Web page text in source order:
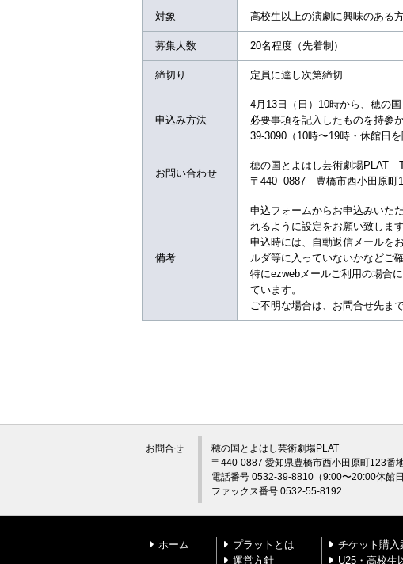
対象 高校生以上の演劇に興味のある
募集人数 20名程度（先着制）
締切り 定員に達し次第締切
申込み方法
4月13日（日）10時から、穂の
必要事項を記入したものを持参
39-3090（10時〜19時・休館日を
お問い合わせ
穂の国とよはし芸術劇場PLAT
〒440−0887 豊橋市西小田原町
備考
申込フォームからお申込みいた
れるように設定をお願い致します
申込時には、自動返信メールを
ルダ等に入っていないかなどご
特にezwebメールご利用の場合
ています。
ご不明な場合は、お問合せ先ま
お問合せ
穂の国とよはし芸術劇場PLAT
〒440-0887 愛知県豊橋市西小田原町123番
電話番号 0532-39-8810（9:00〜20:00休館日
ファックス番号 0532-55-8192
ホーム
プラットとは
運営方針
チケット購入
U25・高校生